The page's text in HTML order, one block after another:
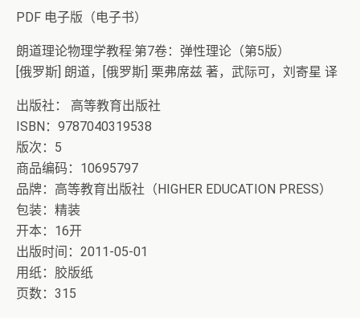
PDF 电子版（电子书）
朗道理论物理学教程·第7卷：弹性理论（第5版）
[俄罗斯] 朗道，[俄罗斯] 栗弗席兹 著，武际可，刘寄星 译
出版社： 高等教育出版社
ISBN：9787040319538
版次：5
商品编码：10695797
品牌：高等教育出版社（HIGHER EDUCATION PRESS）
包装：精装
开本：16开
出版时间：2011-05-01
用纸：胶版纸
页数：315